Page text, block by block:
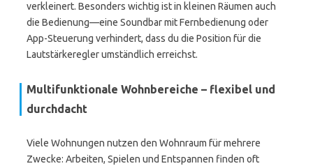
verkleinert. Besonders wichtig ist in kleinen Räumen auch
die Bedienung—eine Soundbar mit Fernbedienung oder
App-Steuerung verhindert, dass du die Position für die
Lautstärkeregler umständlich erreichst.
Multifunktionale Wohnbereiche – flexibel und
durchdacht
Viele Wohnungen nutzen den Wohnraum für mehrere
Zwecke: Arbeiten, Spielen und Entspannen finden oft